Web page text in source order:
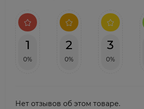
1
0%
2
0%
3
0%
Нет отзывов об этом товаре.